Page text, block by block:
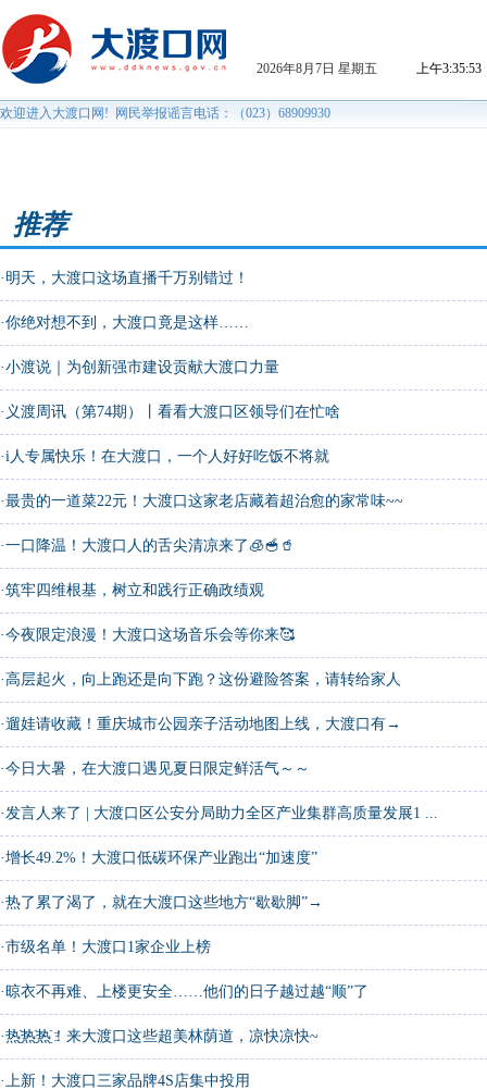
推荐
· 明天，大渡口这场直播千万别错过！
·你绝对想不到，大渡口竟是这样……
·小渡说｜为创新强市建设贡献大渡口力量
· 义渡周讯（第74期）丨看看大渡口区领导们在忙啥
·i人专属快乐！在大渡口，一个人好好吃饭不将就
·最贵的一道菜22元！大渡口这家老店藏着超治愈的家常味~~
·一口降温！大渡口人的舌尖清凉来了🧊🥣🥤
·筑牢四维根基，树立和践行正确政绩观
·今夜限定浪漫！大渡口这场音乐会等你来🥰
·高层起火，向上跑还是向下跑？这份避险答案，请转给家人
·遛娃请收藏！重庆城市公园亲子活动地图上线，大渡口有→
·今日大暑，在大渡口遇见夏日限定鲜活气～～
·发言人来了 | 大渡口区公安分局助力全区产业集群高质量发展1 ...
·增长49.2%！大渡口低碳环保产业跑出“加速度”
·热了累了渴了，就在大渡口这些地方“歇歇脚”→
·市级名单！大渡口1家企业上榜
· 晾衣不再难、上楼更安全……他们的日子越过越“顺”了
·热҈热҈热҈！来大渡口这些超美林荫道，凉快凉快~
·上新！大渡口三家品牌4S店集中投用